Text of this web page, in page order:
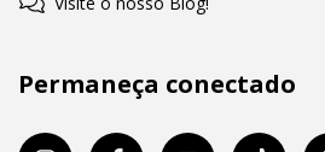
Permaneça conectado